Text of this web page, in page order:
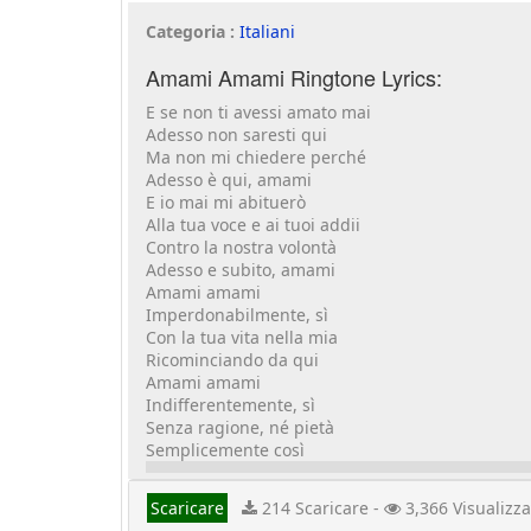
Categoria : Italiani
Amami Amami Ringtone Lyrics:
E se non ti avessi amato mai
Adesso non saresti qui
Ma non mi chiedere perché
Adesso è qui, amami
E io mai mi abituerò
Alla tua voce e ai tuoi addii
Contro la nostra volontà
Adesso e subito, amami
Amami amami
Imperdonabilmente, sì
Con la tua vita nella mia
Ricominciando da qui
Amami amami
Indifferentemente, sì
Senza ragione, né pietà
Semplicemente così
Scaricare 214 Scaricare - 3,366